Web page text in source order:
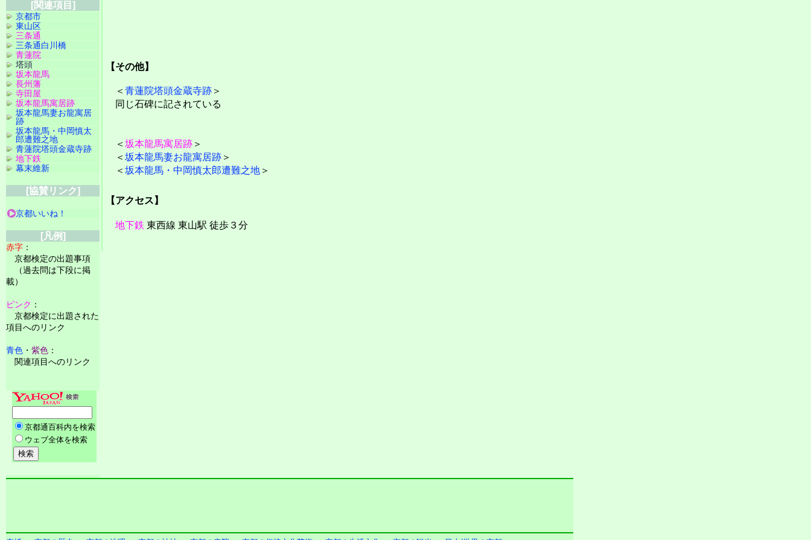
【その他】
＜ 青蓮院塔頭金蔵寺跡 ＞
同じ石碑に記されている
＜ 坂本龍馬寓居跡 ＞
＜ 坂本龍馬妻お龍寓居跡 ＞
＜ 坂本龍馬・中岡慎太郎遭難之地 ＞
【アクセス】
地下鉄 東西線 東山駅 徒歩３分
[関連項目]
京都市
東山区
三条通
三条通白川橋
青蓮院
塔頭
坂本龍馬
長州藩
寺田屋
坂本龍馬寓居跡
坂本龍馬妻お龍寓居
跡
坂本龍馬・中岡慎太
郎遭難之地
青蓮院塔頭金蔵寺跡
地下鉄
幕末維新
[協賛リンク]
京都いいね！
[凡例]
赤字 ：
京都検定の出題事項
（過去問は下段に掲
載）
ピンク ：
京都検定に出題された
項目へのリンク
青色 ・ 紫色 ：
関連項目へのリンク